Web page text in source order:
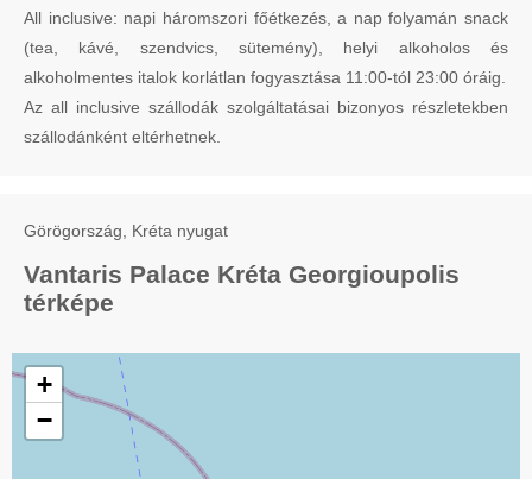
All inclusive: napi háromszori főétkezés, a nap folyamán snack
(tea, kávé, szendvics, sütemény), helyi alkoholos és
alkoholmentes italok korlátlan fogyasztása 11:00-tól 23:00 óráig.
Az all inclusive szállodák szolgáltatásai bizonyos részletekben
szállodánként eltérhetnek.
Görögország, Kréta nyugat
Vantaris Palace Kréta Georgioupolis
térképe
+
−